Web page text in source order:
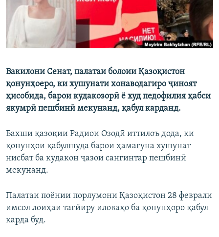
Вакилони Сенат, палатаи болоии Қазоқистон
қонунҳоеро, ки хушунати хонаводагиро ҷиноят
ҳисобида, барои кудакозорӣ ё худ педофилия ҳабси
якумрӣ пешбинӣ мекунанд, қабул карданд.
Бахши қазоқии Радиои Озодӣ иттилоъ дода, ки
қонунҳои қабулшуда барои ҳамагуна хушунат
нисбат ба кудакон ҷазои сангинтар пешбинӣ
мекунанд.
Палатаи поёнии порлумони Қазоқистон 28 феврали
имсол лоиҳаи тағйиру иловаҳо ба қонунҳоро қабул
карда буд.